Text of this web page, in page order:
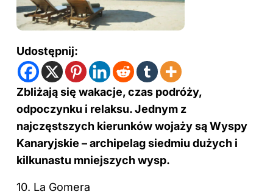
Udostępnij:
Zbliżają się wakacje, czas podróży,
odpoczynku i relaksu. Jednym z
najczęstszych kierunków wojaży są Wyspy
Kanaryjskie – archipelag siedmiu dużych i
kilkunastu mniejszych wysp.
10. La Gomera